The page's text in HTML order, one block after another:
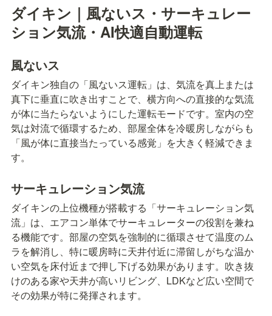
ダイキン｜風ないス・サーキュレー
ション気流・AI快適自動運転
風ないス
ダイキン独自の「風ないス運転」は、気流を真上または
真下に垂直に吹き出すことで、横方向への直接的な気流
が体に当たらないようにした運転モードです。室内の空
気は対流で循環するため、部屋全体を冷暖房しながらも
「風が体に直接当たっている感覚」を大きく軽減できま
す。
サーキュレーション気流
ダイキンの上位機種が搭載する「サーキュレーション気
流」は、エアコン単体でサーキュレーターの役割を兼ね
る機能です。部屋の空気を強制的に循環させて温度のム
ラを解消し、特に暖房時に天井付近に滞留しがちな温か
い空気を床付近まで押し下げる効果があります。吹き抜
けのある家や天井が高いリビング、LDKなど広い空間で
その効果が特に発揮されます。